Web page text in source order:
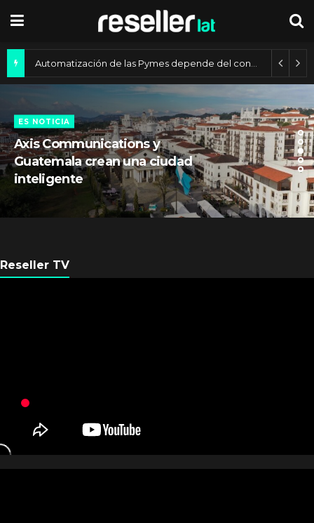
ES NOTICIA
Axis Communications y
Guatemala crean una ciudad
inteligente
Reseller TV